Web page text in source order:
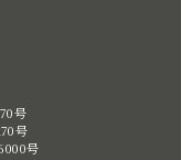
号
号
号